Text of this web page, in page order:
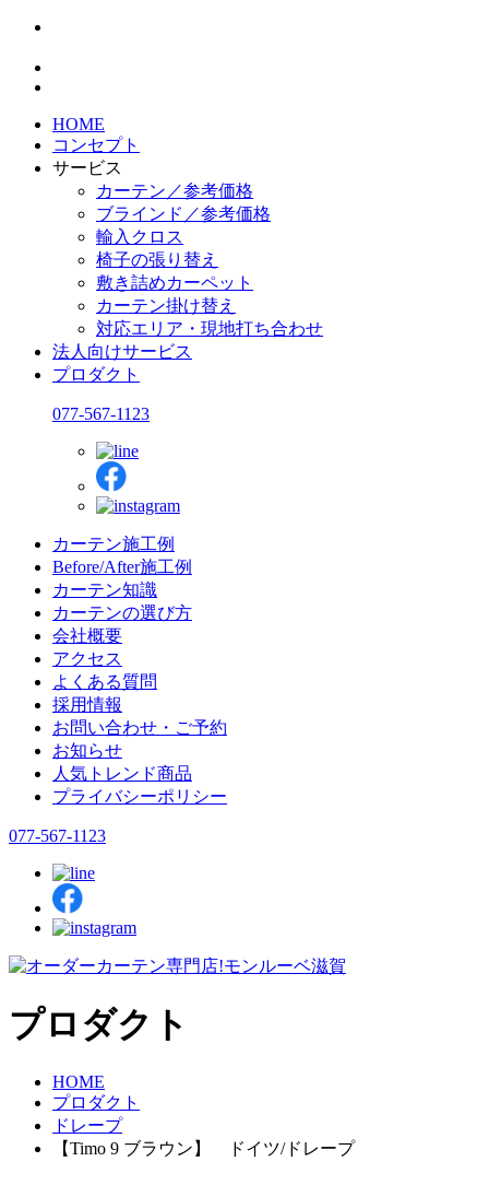
HOME
コンセプト
サービス
カーテン／参考価格
ブラインド／参考価格
輸入クロス
椅子の張り替え
敷き詰めカーペット
カーテン掛け替え
対応エリア・現地打ち合わせ
法人向けサービス
プロダクト
077-567-1123
カーテン施工例
Before/After施工例
カーテン知識
カーテンの選び方
会社概要
アクセス
よくある質問
採用情報
お問い合わせ・ご予約
お知らせ
人気トレンド商品
プライバシーポリシー
077-567-1123
プロダクト
HOME
プロダクト
ドレープ
【Timo 9 ブラウン】 ドイツ/ドレープ